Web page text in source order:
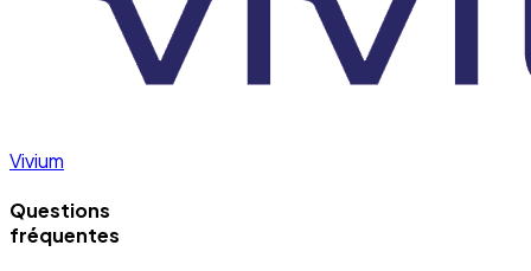
Vivium
Questions
fréquentes